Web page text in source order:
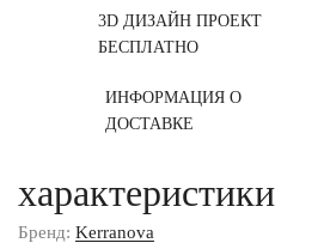
3D ДИЗАЙН ПРОЕКТ
БЕСПЛАТНО
ИНФОРМАЦИЯ О
ДОСТАВКЕ
характеристики
Бренд: Kerranova